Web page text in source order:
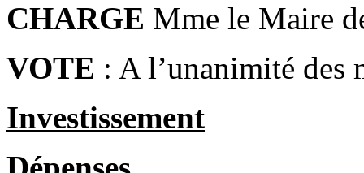
CHARGE Mme le Maire
VOTE : A l’unanimité des
Investissement